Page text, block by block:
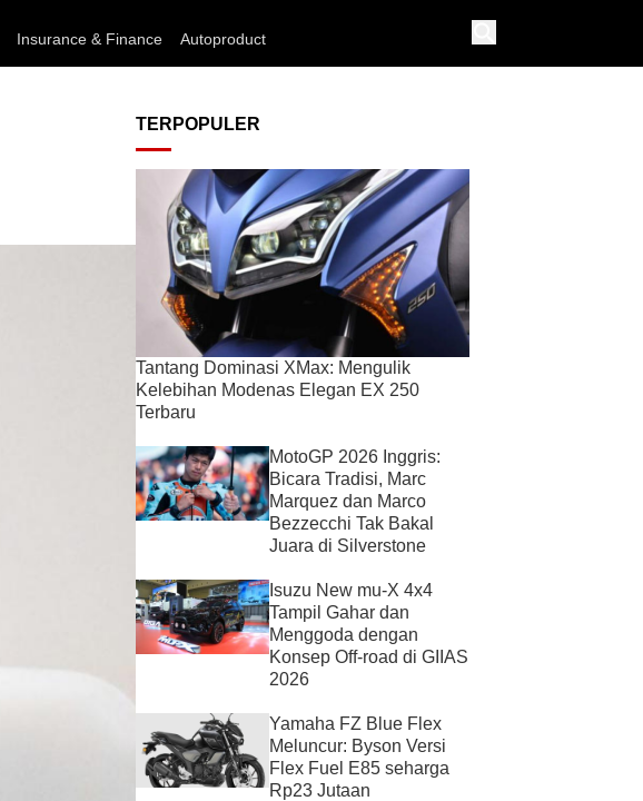
Insurance & Finance Autoproduct
TERPOPULER
Tantang Dominasi XMax: Mengulik
Kelebihan Modenas Elegan EX 250
Terbaru
MotoGP 2026 Inggris:
Bicara Tradisi, Marc
Marquez dan Marco
Bezzecchi Tak Bakal
Juara di Silverstone
Isuzu New mu-X 4x4
Tampil Gahar dan
Menggoda dengan
Konsep Off-road di GIIAS
2026
Yamaha FZ Blue Flex
Meluncur: Byson Versi
Flex Fuel E85 seharga
Rp23 Jutaan